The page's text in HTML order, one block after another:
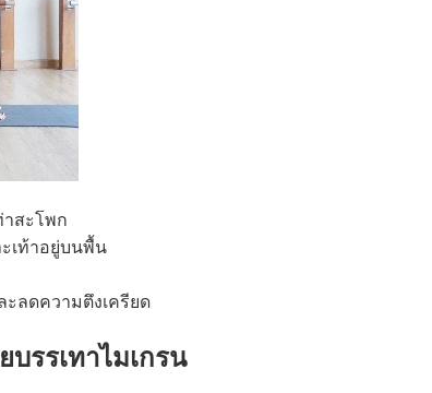
าสะโพก
เท้าอยู่บนพื้น
ะลดความตึงเครียด
รรเทาไมเกรน